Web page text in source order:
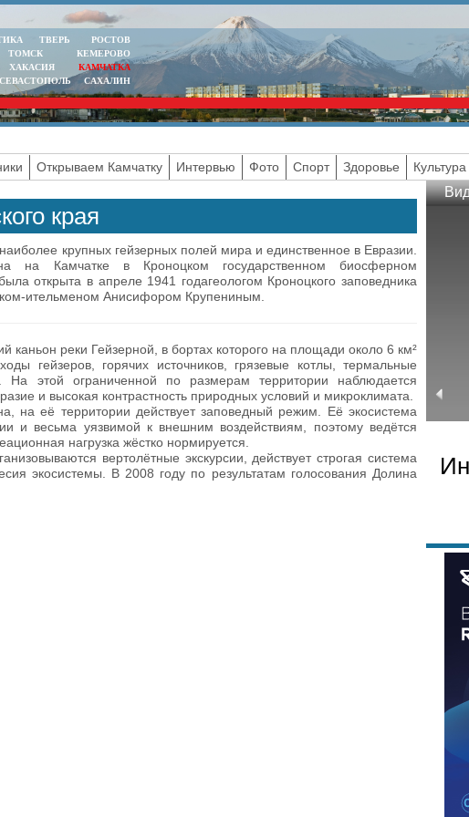
ТВЕРЬ
РОСТОВ
ТОМСК
КЕМЕРОВО
ХАКАСИЯ
КАМЧАТКА
СЕВАСТОПОЛЬ САХАЛИН
Открываем Камчатку Интервью Фото Спорт Здоровье Культура
края
крупных гейзерных полей мира и единственное в Евразии.
на Камчатке в Кроноцком государственном биосферном
открыта в апреле 1941 годагеологом Кроноцкого заповедника
ительменом Анисифором Крупениным.
каньон реки Гейзерной, в бортах которого на площади около 6 км²
гейзеров, горячих источников, грязевые котлы, термальные
этой ограниченной по размерам территории наблюдается
и высокая контрастность природных условий и микроклимата.
на её территории действует заповедный режим. Её экосистема
и весьма уязвимой к внешним воздействиям, поэтому ведётся
нагрузка жёстко нормируется.
вертолётные экскурсии, действует строгая система
экосистемы. В 2008 году по результатам голосования Долина